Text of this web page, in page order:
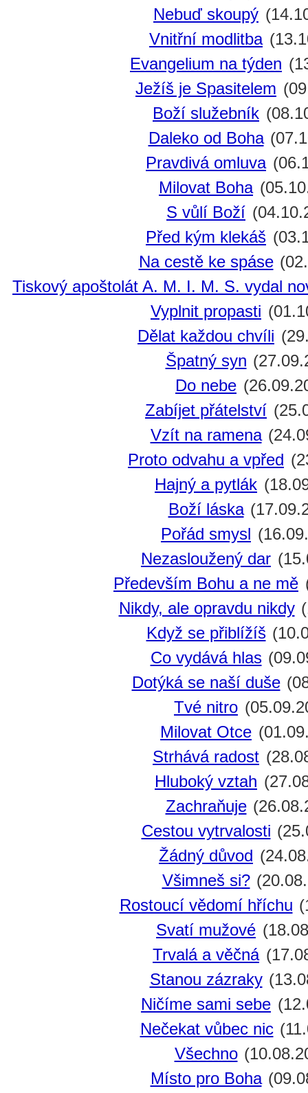
Nebuď skoupý
Vnitřní modlitba
Evangelium na týden
Ježíš je Spasitelem
Boží služebník
Daleko od Boha
Pravdivá omluva
Milovat Boha
S vůlí Boží
Před kým klekáš
Na cestě ke spáse
Tiskový apoštolát A. M. I. M. S. vydal
Vyplnit propasti
Dělat každou chvíli
Špatný syn
Do nebe
Zabíjet přátelství
Vzít na ramena
Proto odvahu a vpřed
Hajný a pytlák
Boží láska
Pořád smysl
Nezasloužený dar
Především Bohu a ne mě
Nikdy, ale opravdu nikdy
Když se přiblížíš
Co vydává hlas
Dotýká se naší duše
Tvé nitro
Milovat Otce
Strhává radost
Hluboký vztah
Zachraňuje
Cestou vytrvalosti
Žádný důvod
Všimneš si?
Rostoucí vědomí hříchu
Svatí mužové
Trvalá a věčná
Stanou zázraky
Ničíme sami sebe
Nečekat vůbec nic
Všechno
Místo pro Boha